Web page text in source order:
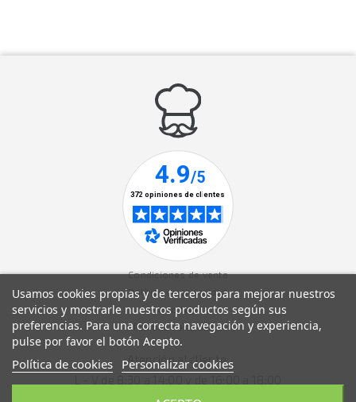
Condiciones de venta
Política de privacidad
Aviso legal
Política de cookies
Atención al cliente:
Usamos cookies propias y de terceros para mejorar nuestros
servicios y mostrarle nuestros productos según sus
preferencias. Para una correcta navegación y experiencia,
pulse por favor el botón Acepto.
Política de cookies Personalizar cookies